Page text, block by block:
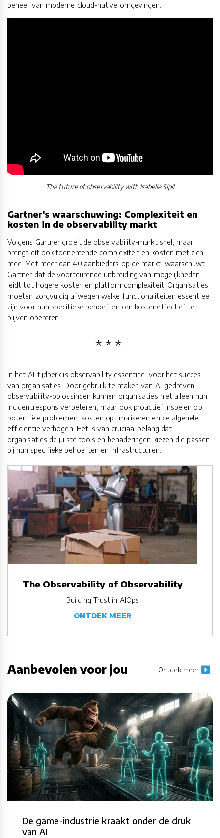
beheer van moderne cloud-native omgevingen.
The future of observability with Isabelle Sipil
Gartner's waarschuwing: Complexiteit en
kosten in de observability markt
Volgens Gartner groeit de observability-markt snel, maar
brengt dit ook toenemende complexiteit en kosten met zich
mee. Met meer dan 40 aanbieders op de markt, waarschuwt
Gartner dat de voortdurende uitbreiding van mogelijkheden
leidt tot hogere kosten en platformcomplexiteit. Organisaties
moeten zorgvuldig afwegen welke functionaliteiten essentieel
zijn voor hun specifieke behoeften om kosteneffectief te
blijven opereren.
In het AI-tijdperk is observability essentieel voor het succes
van organisaties. Door gebruik te maken van AI-gedreven
observability-oplossingen kunnen organisaties niet alleen hun
incidentrespons verbeteren, maar ook proactief inspelen op
potentiële problemen, kosten optimaliseren en de algehele
efficiëntie verhogen. Het is van cruciaal belang dat
organisaties de juiste tools en benaderingen kiezen die passen
bij hun specifieke behoeften en infrastructuren.
The Observability of Observability
Building Trust in AIOps
ONTDEK MEER
Aanbevolen voor jou Ontdek meer
De game-industrie kraakt onder de druk
van AI